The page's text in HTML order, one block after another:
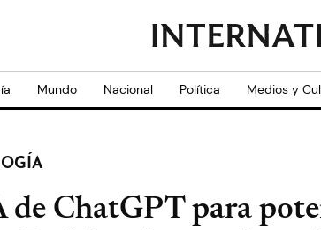
Mundo Nacional Política Medios y
de ChatGPT para